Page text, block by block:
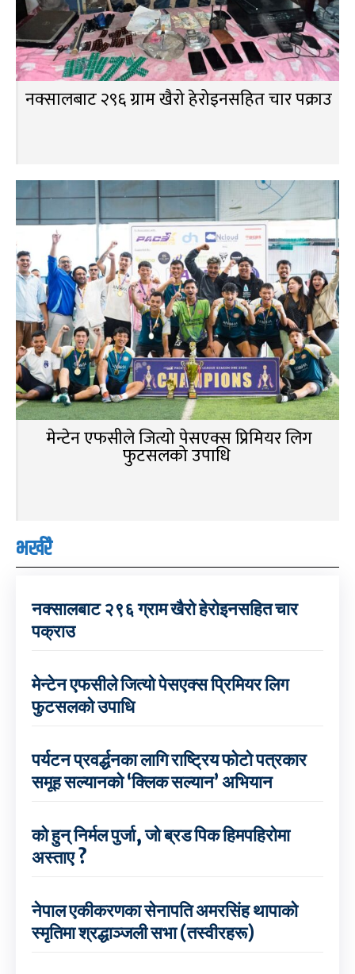
नक्सालबाट २९६ ग्राम खैरो हेरोइनसहित चार पक्राउ
मेन्टेन एफसीले जित्यो पेसएक्स प्रिमियर लिग
फुटसलको उपाधि
भर्खरै
नक्सालबाट २९६ ग्राम खैरो हेरोइनसहित चार
पक्राउ
मेन्टेन एफसीले जित्यो पेसएक्स प्रिमियर लिग
फुटसलको उपाधि
पर्यटन प्रवर्द्धनका लागि राष्ट्रिय फोटो पत्रकार
समूह सल्यानको ‘क्लिक सल्यान’ अभियान
को हुन् निर्मल पुर्जा, जो ब्रड पिक हिमपहिरोमा
अस्ताए ?
नेपाल एकीकरणका सेनापति अमरसिंह थापाको
स्मृतिमा श्रद्धाञ्जली सभा (तस्वीरहरू)